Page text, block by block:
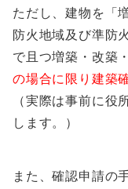
ただし、建物を「
防火地域及び準防
で且つ増築・改築
の場合に限り建築
（実際は事前に役
します。）
また、確認申請の